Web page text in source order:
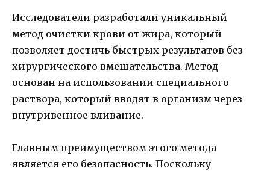
Исследователи разработали уникальный
метод очистки крови от жира, который
позволяет достичь быстрых результатов без
хирургического вмешательства. Метод
основан на использовании специального
раствора, который вводят в организм через
внутривенное вливание.
Главным преимуществом этого метода
является его безопасность. Поскольку